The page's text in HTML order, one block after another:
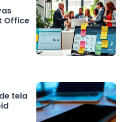
Office
tela